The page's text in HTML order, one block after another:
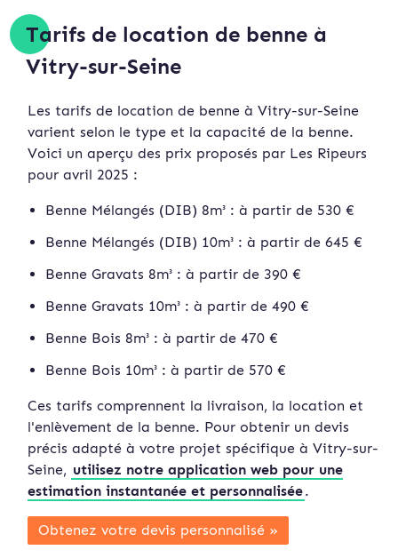
Tarifs de location de benne à
Vitry-sur-Seine
Les tarifs de location de benne à Vitry-sur-Seine
varient selon le type et la capacité de la benne.
Voici un aperçu des prix proposés par Les Ripeurs
pour avril 2025 :
Benne Mélangés (DIB) 8m³ : à partir de 530 €
Benne Mélangés (DIB) 10m³ : à partir de 645 €
Benne Gravats 8m³ : à partir de 390 €
Benne Gravats 10m³ : à partir de 490 €
Benne Bois 8m³ : à partir de 470 €
Benne Bois 10m³ : à partir de 570 €
Ces tarifs comprennent la livraison, la location et
l'enlèvement de la benne. Pour obtenir un devis
précis adapté à votre projet spécifique à Vitry-sur-
Seine, utilisez notre application web pour une
estimation instantanée et personnalisée.
Obtenez votre devis personnalisé »